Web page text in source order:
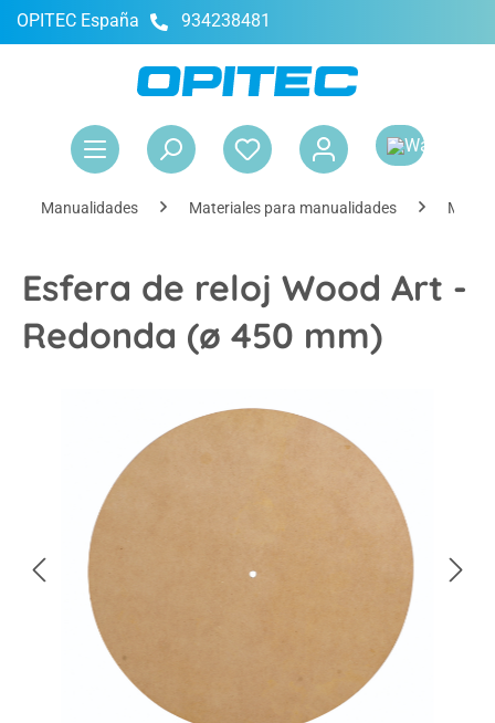
principal
OPITEC España 934238481
Manualidades Materiales para manualidades
Esfera de reloj Wood Art -
Redonda (ø 450 mm)